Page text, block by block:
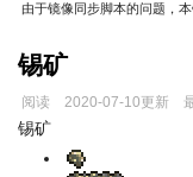
由于镜像同步脚本的问题，
锡矿
阅读 2020-07-10更新
跳
跳
锡矿